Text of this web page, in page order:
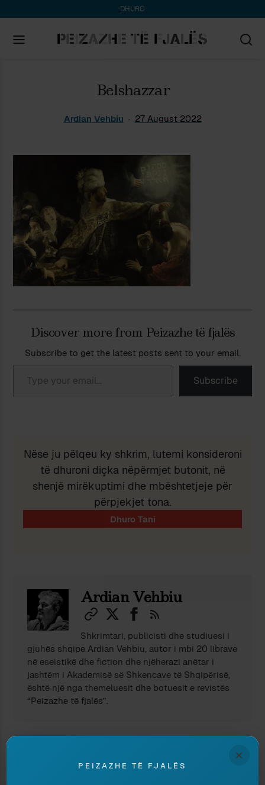
DHURO
Belshazzar
Ardian Vehbiu 27 August 2022
Discover more from Peizazhe të fjalës
Subscribe to get the latest posts sent to your email.
Type your email…
Subscribe
Nëse ju pëlqeu ky shkrim, lutemi konsideroni
të dhuroni diçka nëpërmjet butonit, në
shenjë mirëkuptimi dhe mbështetjeje për
përpjekjet tona.
Ardian Vehbiu
Shkrimtari, publicisti dhe studiuesi i
gjuhës shqipe Ardian Vehbiu, autor i mbi 20 librave
në eseistikë dhe fiction dhe njëherazi anëtar i
jashtëm i Akademisë së Shkencave të Shqipërisë,
është një nga themeluesit dhe botuesit e revistës
“Peizazhe të fjalës”.
×
PEIZAZHE TË FJALËS